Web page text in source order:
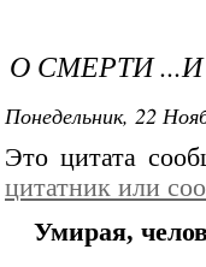
О СМЕРТИ
Понедельник, 22
Это цитата
цитатник или
Умирая,